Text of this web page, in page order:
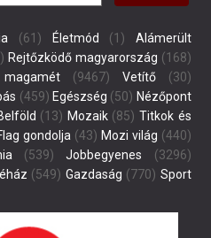
(61) Életmód (1)
Alámerült
Rejtőzködő magyarország (168)
(9467) Vetítő(30)
(459) Egészség (50) Nézőpont
(13) Mozaik(85) Titkok és
gondolja (43) Mozi világ (440)
(539) Jobbegyenes (3296)
(549) Gazdaság (770) Sport